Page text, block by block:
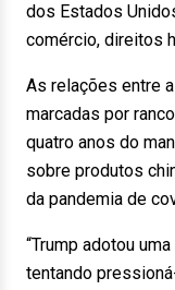
dos Estados
comércio, direitos
As relações entre
marcadas por
quatro anos do
sobre produtos
da pandemia de
“Trump adotou
tentando